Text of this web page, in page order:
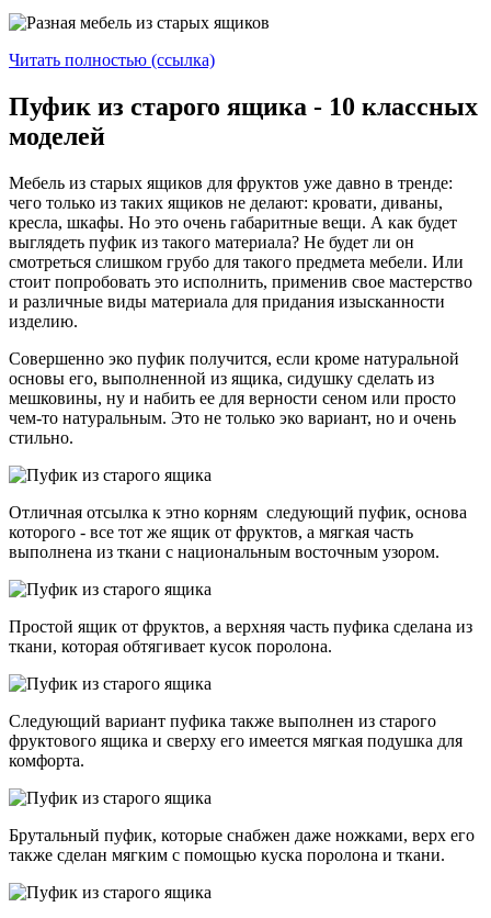
Читать полностью (ссылка)
Пуфик из старого ящика - 10 классных
моделей
Мебель из старых ящиков для фруктов уже давно в тренде:
чего только из таких ящиков не делают: кровати, диваны,
кресла, шкафы. Но это очень габаритные вещи. А как будет
выглядеть пуфик из такого материала? Не будет ли он
смотреться слишком грубо для такого предмета мебели. Или
стоит попробовать это исполнить, применив свое мастерство
и различные виды материала для придания изысканности
изделию.
Совершенно эко пуфик получится, если кроме натуральной
основы его, выполненной из ящика, сидушку сделать из
мешковины, ну и набить ее для верности сеном или просто
чем-то натуральным. Это не только эко вариант, но и очень
стильно.
Отличная отсылка к этно корням следующий пуфик, основа
которого - все тот же ящик от фруктов, а мягкая часть
выполнена из ткани с национальным восточным узором.
Простой ящик от фруктов, а верхняя часть пуфика сделана из
ткани, которая обтягивает кусок поролона.
Следующий вариант пуфика также выполнен из старого
фруктового ящика и сверху его имеется мягкая подушка для
комфорта.
Брутальный пуфик, которые снабжен даже ножками, верх его
также сделан мягким с помощью куска поролона и ткани.